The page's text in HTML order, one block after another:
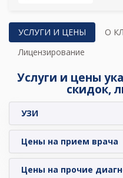
УСЛУГИ И ЦЕНЫ О
Лицензирование
Услуги и цены
скидок,
УЗИ
Цены на прием врача
Цены на прочие